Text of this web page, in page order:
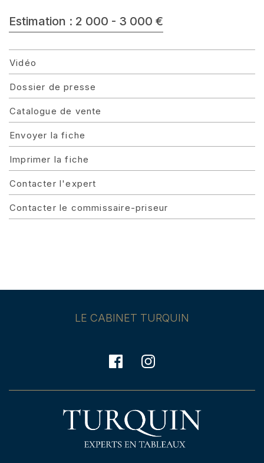
Estimation : 2 000 - 3 000 €
Vidéo
Dossier de presse
Catalogue de vente
Envoyer la fiche
Imprimer la fiche
Contacter l'expert
Contacter le commissaire-priseur
LE CABINET TURQUIN